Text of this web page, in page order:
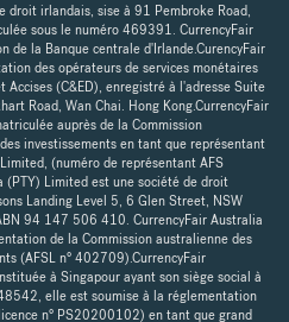
droit irlandais, sise à 91 Pembroke Road,
sous le numéro 469391. CurrencyFair
de la Banque centrale d'Irlande.CurencyFair
des opérateurs de services monétaires
Accises (C&ED), enregistré à l'adresse Suite
Road, Wan Chai. Hong Kong.CurrencyFair
auprès de la Commission
investissements en tant que représentant
(numéro de représentant AFS
Limited est une société de droit
Landing Level 5, 6 Glen Street, NSW
94 147 506 410. CurrencyFair Australia
de la Commission australienne des
(AFSL n° 402709).CurrencyFair
à Singapour ayant son siège social à
elle est soumise à la réglementation
n° PS20200102) en tant que grand